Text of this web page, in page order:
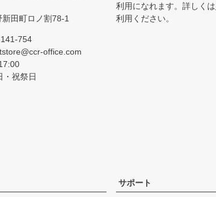
田町ロノ割78-1
754
office.com
・祝祭日
利用になれます。詳しくは
利用ください。
サポート